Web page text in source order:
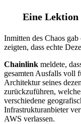
Eine
Inmitten des Chaos
zeigten, dass echte
Chainlink meldete,
gesamten Ausfalls voll
Architektur seines
zurückzuführen,
verschiedene
Infrastrukturanbieter
AWS verlassen.